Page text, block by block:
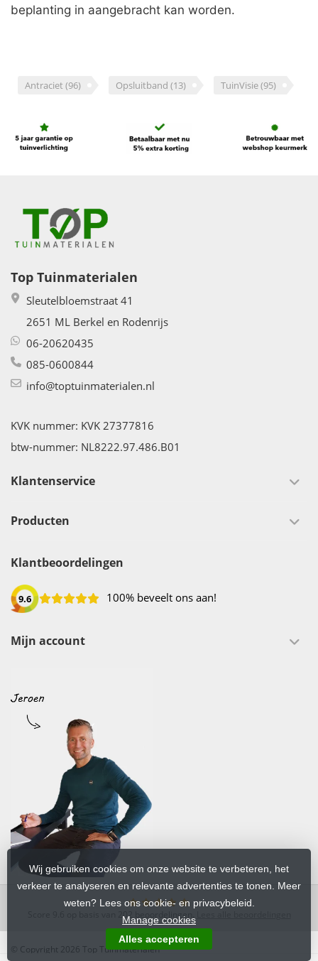
beplanting in aangebracht kan worden.
Antraciet (96) Opsluitband (13) TuinVisie(95)
Top Tuinmaterialen
Sleutelbloemstraat 41
2651 ML Berkel en Rodenrijs
06-20620435
085-0600844
info@toptuinmaterialen.nl
KVK nummer: KVK 27377816
btw-nummer: NL8222.97.486.B01
Klantenservice
Producten
Klantbeoordelingen
9.6 100% beveelt ons aan!
Mijn account
202 beoordelingen.
Wij gebruiken cookies om onze website te verbeteren, het
verkeer te analyseren en relevante advertenties te tonen. Meer
weten? Lees ons cookie- en privacybeleid.
Manage cookies
Alles accepteren
© Copyright 2026 Top Tuinmaterialen